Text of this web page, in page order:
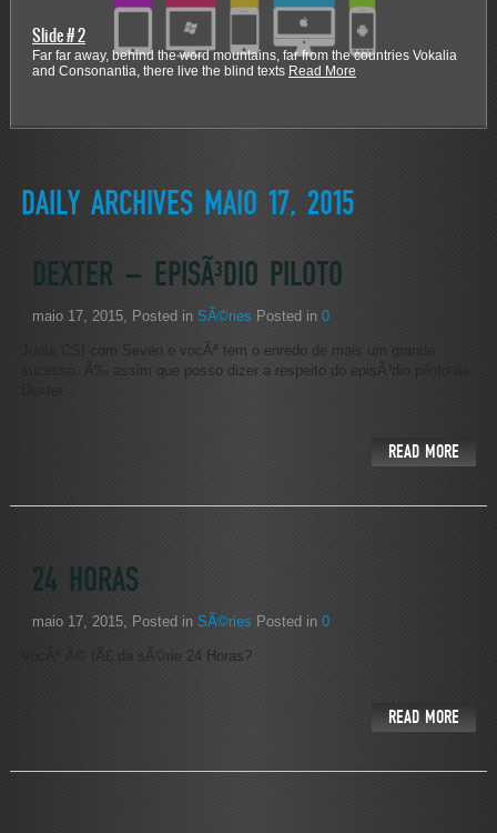
Slide # 2
Far far away, behind the word mountains, far from the countries Vokalia
and Consonantia, there live the blind texts Read More
DAILY ARCHIVES MAIO 17, 2015
DEXTER – EPISÃ³DIO PILOTO
maio 17, 2015, Posted in SÃ©ries Posted in 0
Junte CSI com Seven e vocÃª tem o enredo de mais um grande
sucesso. Ã‰ assim que posso dizer a respeito do episÃ³dio piloto de
READ MORE
24 HORAS
maio 17, 2015, Posted in SÃ©ries Posted in 0
VocÃª Ã© fÃ£ da sÃ©rie 24 Horas?
READ MORE